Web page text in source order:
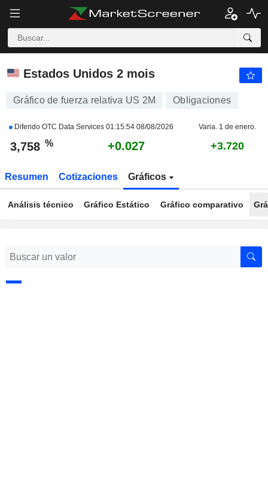
US 2M
Estados Unidos 2 mois
Gráfico de fuerza relativa US 2M Obligaciones
Diferido OTC Data Services 01:15:54 08/08/2026 Varia. 1 de enero.
3,758 % +0.027 +3.720
Resumen Cotizaciones Gráficos
Análisis técnico Gráfico Estático Gráfico comparativo